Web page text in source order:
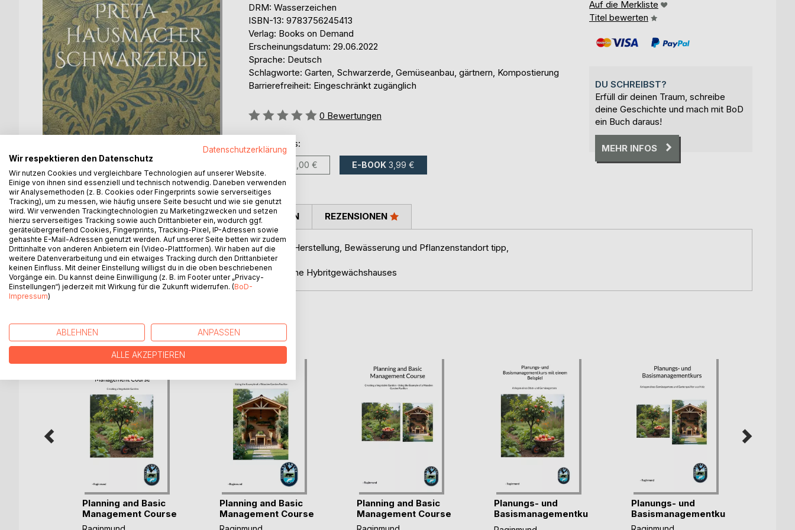
DRM: Wasserzeichen
ISBN-13: 9783756245413
Verlag: Books on Demand
Erscheinungsdatum: 29.06.2022
Sprache: Deutsch
Schlagworte: Garten, Schwarzerde, Gemüseanbau, gärtnern, Kompostierung
Barrierefreiheit: Eingeschränkt zugänglich
Bewertung::
0 Bewertungen
erhältlich als:
10,00 € E-BOOK 3,99 €
Auf die Merkliste
Titel bewerten
DU SCHREIBST?
Erfüll dir deinen Traum, schreibe
deine Geschichte und mach mit BoD
ein Buch daraus!
MEHR INFOS
BESCHREIBUNG
Dieses Buch ist ein Gartentip - Handbuch zur Terra Petra Herstellung, Bewässerung und Pflanzenstandort tipp,
sowie Zukunftmöglichkeiten.
Mit Fotos aus meinem Garten, Zeichnungen und Skizze eine Hybritgewächshauses
AUTOR/IN PRESSESTIMMEN REZENSIONEN
WEITERE TITEL BEIBoD
Planning and Basic
Management Course
Planning and Basic
Management Course
Planning and Basic
Management Course
Planungs- und
Basismanagementkurs
(...)
Planungs- und
Basismanagementkurs
Datenschutzerklärung
Wir respektieren den Datenschutz
Wir nutzen Cookies und vergleichbare Technologien auf unserer Website.
Einige von ihnen sind essenziell und technisch notwendig. Daneben verwenden
wir Analysemethoden (z. B. Cookies oder Fingerprints sowie serverseitiges
Tracking), um zu messen, wie häufig unsere Seite besucht und wie sie genutzt
wird. Wir verwenden Trackingtechnologien zu Marketingzwecken und setzen
hierzu serverseitiges Tracking sowie auch Drittanbieter ein, wodurch ggf.
geräteübergreifend Cookies, Fingerprints, Tracking-Pixel, IP-Adressen sowie
gehashte E-Mail-Adressen genutzt werden. Auf unserer Seite betten wir zudem
Drittinhalte von anderen Anbietern ein (Video-Plattformen). Wir haben auf die
weitere Datenverarbeitung und ein etwaiges Tracking durch den Drittanbieter
keinen Einfluss. Mit deiner Einstellung willigst du in die oben beschriebenen
Vorgänge ein. Du kannst deine Einwilligung (z. B. im Footer unter „Privacy-
Einstellungen“) jederzeit mit Wirkung für die Zukunft widerrufen. (BoD-
Impressum)
ABLEHNEN ANPASSEN
ALLE AKZEPTIEREN